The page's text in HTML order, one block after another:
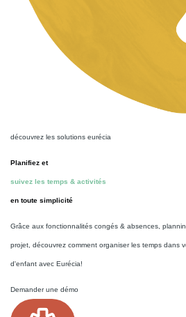
découvrez les solutions eurécia
Planifiez et
suivez les temps & activités
en toute simplicité
Grâce aux fonctionnalités congés & absences,
projet, découvrez comment organiser les temps dans
d'enfant avec Eurécia!
Demander une démo